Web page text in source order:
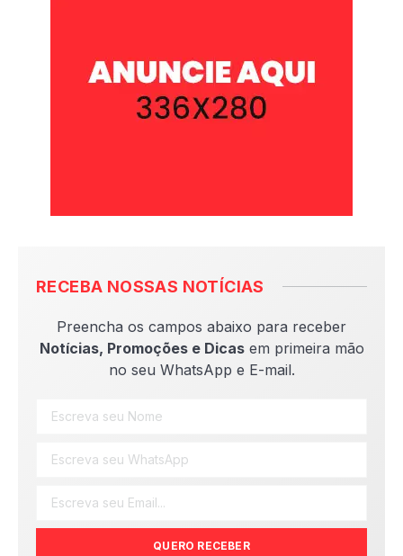
RECEBA NOSSAS NOTÍCIAS
Preencha os campos abaixo para receber
Notícias, Promoções e Dicasem primeira mão
no seu WhatsApp e E-mail.
QUERO RECEBER